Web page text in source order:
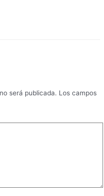
será publicada. Los campos